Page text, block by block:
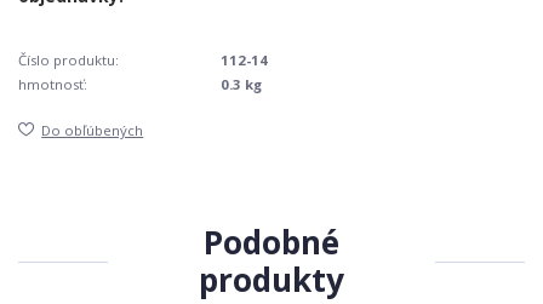
Číslo produktu:
112-14
hmotnosť:
0.3 kg
Do obľúbených
Podobné
produkty